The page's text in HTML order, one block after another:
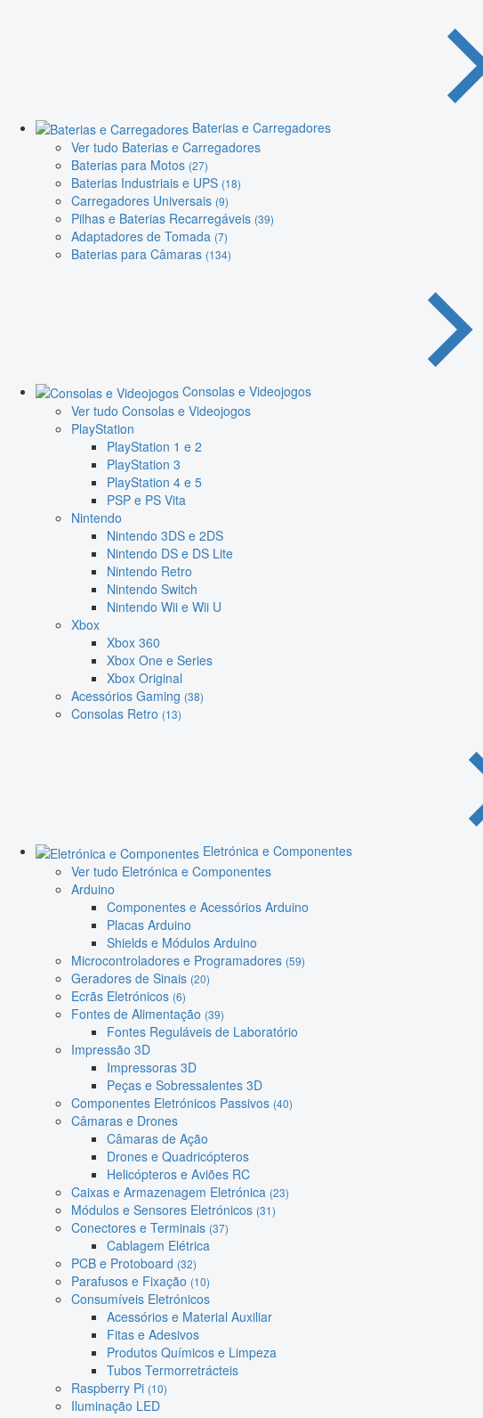
Baterias e Carregadores
Ver tudo Baterias e Carregadores
Baterias para Motos (27)
Baterias Industriais e UPS (18)
Carregadores Universais (9)
Pilhas e Baterias Recarregáveis (39)
Adaptadores de Tomada (7)
Baterias para Câmaras (134)
Consolas e Videojogos
Ver tudo Consolas e Videojogos
PlayStation
PlayStation 1 e 2
PlayStation 3
PlayStation 4 e 5
PSP e PS Vita
Nintendo
Nintendo 3DS e 2DS
Nintendo DS e DS Lite
Nintendo Retro
Nintendo Switch
Nintendo Wii e Wii U
Xbox
Xbox 360
Xbox One e Series
Xbox Original
Acessórios Gaming (38)
Consolas Retro (13)
Eletrónica e Componentes
Ver tudo Eletrónica e Componentes
Arduino
Componentes e Acessórios Arduino
Placas Arduino
Shields e Módulos Arduino
Microcontroladores e Programadores (59)
Geradores de Sinais (20)
Ecrãs Eletrónicos (6)
Fontes de Alimentação (39)
Fontes Reguláveis de Laboratório
Impressão 3D
Impressoras 3D
Peças e Sobressalentes 3D
Componentes Eletrónicos Passivos (40)
Câmaras e Drones
Câmaras de Ação
Drones e Quadricópteros
Helicópteros e Aviões RC
Caixas e Armazenagem Eletrónica (23)
Módulos e Sensores Eletrónicos (31)
Conectores e Terminais (37)
Cablagem Elétrica
PCB e Protoboard (32)
Parafusos e Fixação (10)
Consumíveis Eletrónicos
Acessórios e Material Auxiliar
Fitas e Adesivos
Produtos Químicos e Limpeza
Tubos Termorretrácteis
Raspberry Pi (10)
Iluminação LED